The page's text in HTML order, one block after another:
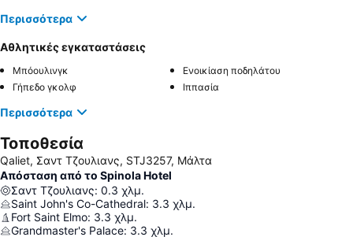
Περισσότερα
Αθλητικές εγκαταστάσεις
Μπόουλινγκ
Ενοικίαση ποδηλάτου
Γήπεδο γκολφ
Ιππασία
Περισσότερα
Τοποθεσία
Qaliet, Σαντ Τζουλιανς, STJ3257, Μάλτα
Απόσταση από το Spinola Hotel
Σαντ Τζουλιανς: 0.3 χλμ.
Saint John's Co-Cathedral: 3.3 χλμ.
Fort Saint Elmo: 3.3 χλμ.
Grandmaster's Palace: 3.3 χλμ.